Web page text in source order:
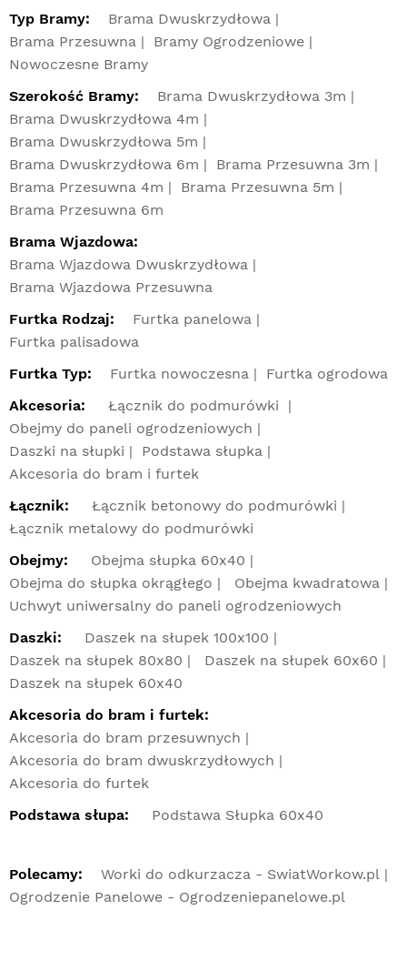
Typ Bramy:
Brama Dwuskrzydłowa
Brama Przesuwna
Bramy Ogrodzeniowe
Nowoczesne Bramy
Szerokość Bramy:
Brama Dwuskrzydłowa 3m
Brama Dwuskrzydłowa 4m
Brama Dwuskrzydłowa 5m
Brama Dwuskrzydłowa 6m
Brama Przesuwna 3m
Brama Przesuwna 4m
Brama Przesuwna 5m
Brama Przesuwna 6m
Brama Wjazdowa:
Brama Wjazdowa Dwuskrzydłowa
Brama Wjazdowa Przesuwna
Furtka Rodzaj:
Furtka panelowa
Furtka palisadowa
Furtka Typ:
Furtka nowoczesna
Furtka ogrodowa
Akcesoria:
Łącznik do podmurówki
Obejmy do paneli ogrodzeniowych
Daszki na słupki
Podstawa słupka
Akcesoria do bram i furtek
Łącznik:
Łącznik betonowy do podmurówki
Łącznik metalowy do podmurówki
Obejmy:
Obejma słupka 60x40
Obejma do słupka okrągłego
Obejma kwadratowa
Uchwyt uniwersalny do paneli ogrodzeniowych
Daszki:
Daszek na słupek 100x100
Daszek na słupek 80x80
Daszek na słupek 60x60
Daszek na słupek 60x40
Akcesoria do bram i furtek:
Akcesoria do bram przesuwnych
Akcesoria do bram dwuskrzydłowych
Akcesoria do furtek
Podstawa słupa:
Podstawa Słupka 60x40
Polecamy:
Worki do odkurzacza - SwiatWorkow.pl
Ogrodzenie Panelowe - Ogrodzeniepanelowe.pl